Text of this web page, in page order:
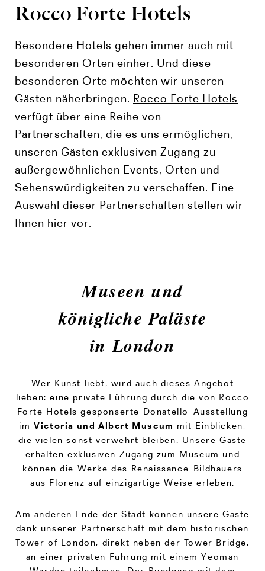
Rocco Forte Hotels
Besondere Hotels gehen immer auch mit
besonderen Orten einher. Und diese
besonderen Orte möchten wir unseren
Gästen näherbringen. Rocco Forte Hotels
verfügt über eine Reihe von
Partnerschaften, die es uns ermöglichen,
unseren Gästen exklusiven Zugang zu
außergewöhnlichen Events, Orten und
Sehenswürdigkeiten zu verschaffen. Eine
Auswahl dieser Partnerschaften stellen wir
Ihnen hier vor.
Museen und
königliche Paläste
in London
Wer Kunst liebt, wird auch dieses Angebot
lieben: eine private Führung durch die von Rocco
Forte Hotels gesponserte Donatello-Ausstellung
imVictoria und Albert Museum mit Einblicken,
die vielen sonst verwehrt bleiben. Unsere Gäste
erhalten exklusiven Zugang zum Museum und
können die Werke des Renaissance-Bildhauers
aus Florenz auf einzigartige Weise erleben.
Am anderen Ende der Stadt können unsere Gäste
dank unserer Partnerschaft mit dem historischen
Tower of London, direkt neben der Tower Bridge,
an einer privaten Führung mit einem Yeoman